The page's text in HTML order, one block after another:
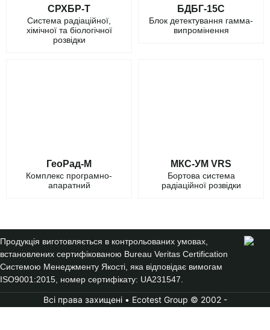
СРХБР-Т
Система радіаційної,
хімічної та біологічної
розвідки
БДБГ-15С
Блок детектування гамма-
випромінення
ГеоРад-М
Комплекс програмно-
апаратний
МКС-УМ VRS
Бортова система
радіаційної розвідки
Продукція виготовляється в контрольованих умовах,
встановлених сертифікованою Bureau Veritas Certification
Системою Менеджменту Якості, яка відповідає вимогам
ISO9001:2015, номер сертифікату: UA231547.
Всі права захищені • Ecotest Group © 2002 -